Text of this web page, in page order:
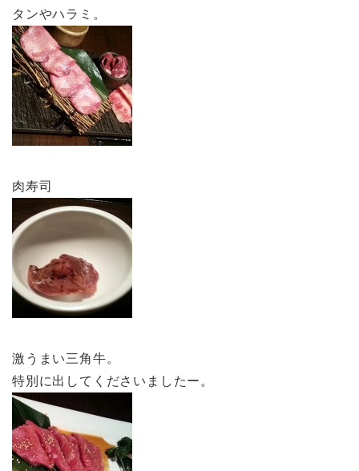
タンやハラミ。
肉寿司
激うまい三角牛。
特別に出してくださいましたー。